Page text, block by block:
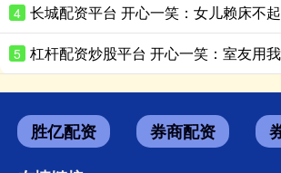
4
5
胜亿配资 券商配资